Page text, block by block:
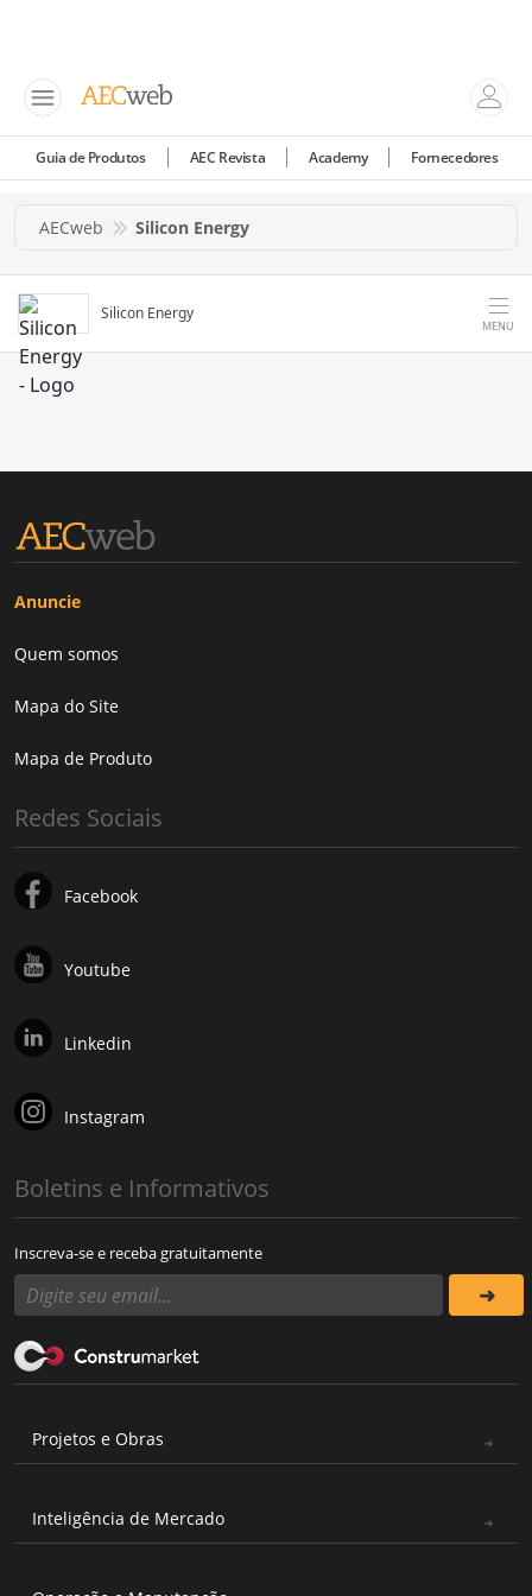
Guia de Produtos AEC Revista Academy Fornecedores
AECweb Silicon Energy
Silicon Energy
MENU
Anuncie
Quem somos
Mapa do Site
Mapa de Produto
Redes Sociais
Facebook
Youtube
Linkedin
Instagram
Boletins e Informativos
Inscreva-se e receba gratuitamente
Projetos e Obras
Inteligência de Mercado